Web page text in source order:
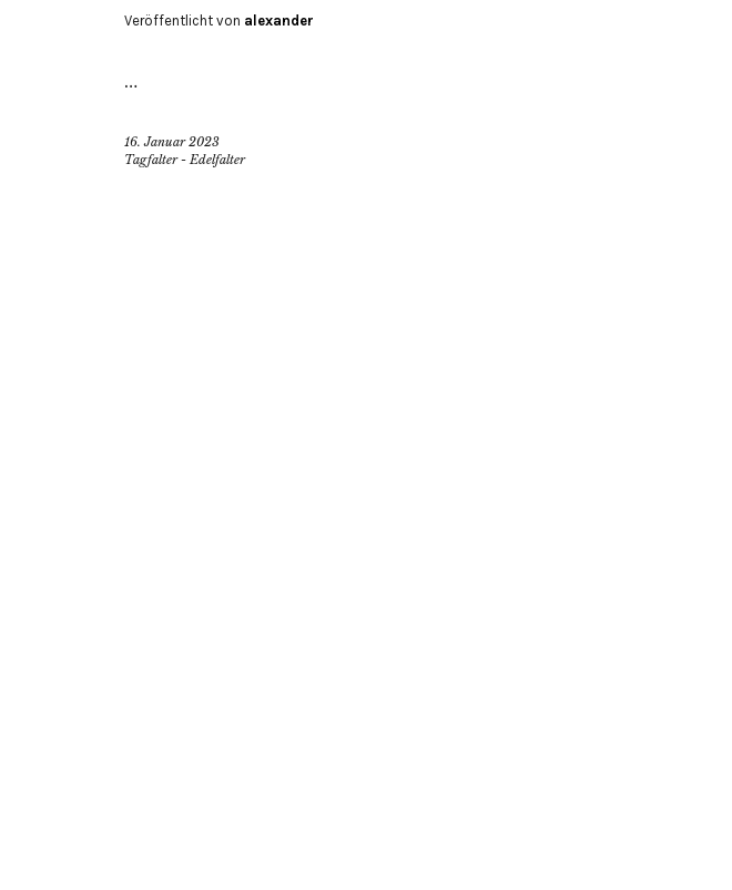
Veröffentlicht von alexander
…
16. Januar 2023
Tagfalter - Edelfalter